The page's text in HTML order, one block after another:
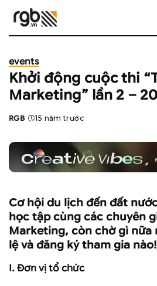
events
Khởi động cuộc thi
Marketing” lần 2 –
Posted
RGB 15 năm trước
Cơ hội du lịch đến đất
học tập cùng các chuyên
Marketing, còn chờ gì nữa
lệ và đăng ký tham gia nào!
I. Đơn vị tổ chức